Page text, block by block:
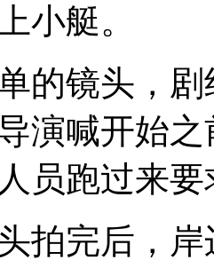
小艇。
镜头，剧
演喊开始
员跑过来
完后，岸